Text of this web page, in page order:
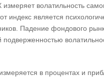
волатильность
индекс является
Падение фондового
в процентах и